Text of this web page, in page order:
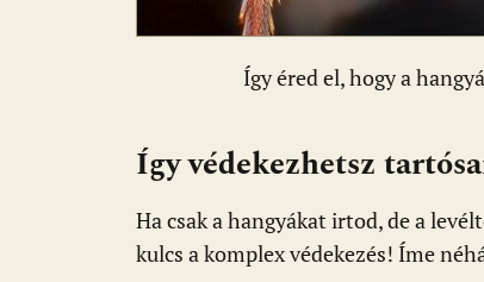
Így éred el, hogy a
Így védekezhetsz
Ha csak a hangyákat irtod, de a
kulcs a komplex védekezés! Íme